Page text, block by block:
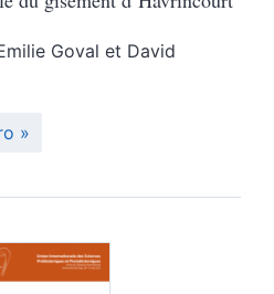
Goval et David